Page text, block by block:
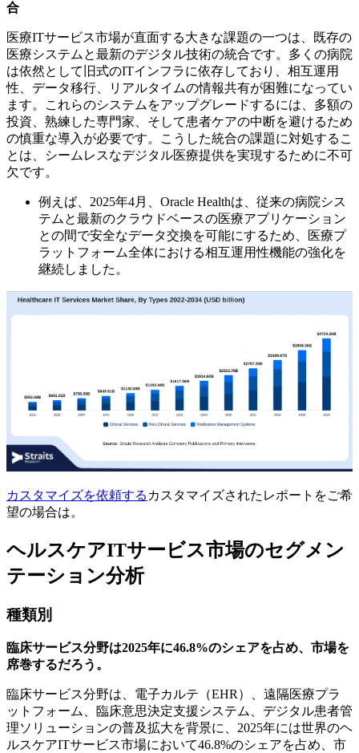
合
医療ITサービス市場が直面する大きな課題の一つは、既存の
医療システムと最新のデジタル技術の統合です。多くの病院
は依然として旧式のITインフラに依存しており、相互運用
性、データ移行、リアルタイムの情報共有が困難になってい
ます。これらのシステムをアップグレードするには、多額の
投資、熟練した専門家、そして患者ケアの中断を避けるため
の慎重な導入が必要です。こうした統合の課題に対処するこ
とは、シームレスなデジタル医療提供を実現するために不可
欠です。
例えば、2025年4月、Oracle Healthは、従来の病院シス
テムと最新のクラウドベースの医療アプリケーション
との間で安全なデータ交換を可能にするため、医療プ
ラットフォーム全体における相互運用性機能の強化を
継続しました。
カスタマイズを依頼する カスタマイズされたレポートをご希
望の場合は。
ヘルスケアITサービス市場のセグメン
テーション分析
種類別
臨床サービス分野は2025年に46.8%のシェアを占め、市場を
席巻するだろう。
臨床サービス分野は、電子カルテ（EHR）、遠隔医療プラ
ットフォーム、臨床意思決定支援システム、デジタル患者管
理ソリューションの普及拡大を背景に、2025年には世界のヘ
ルスケアITサービス市場において46.8%のシェアを占め、市